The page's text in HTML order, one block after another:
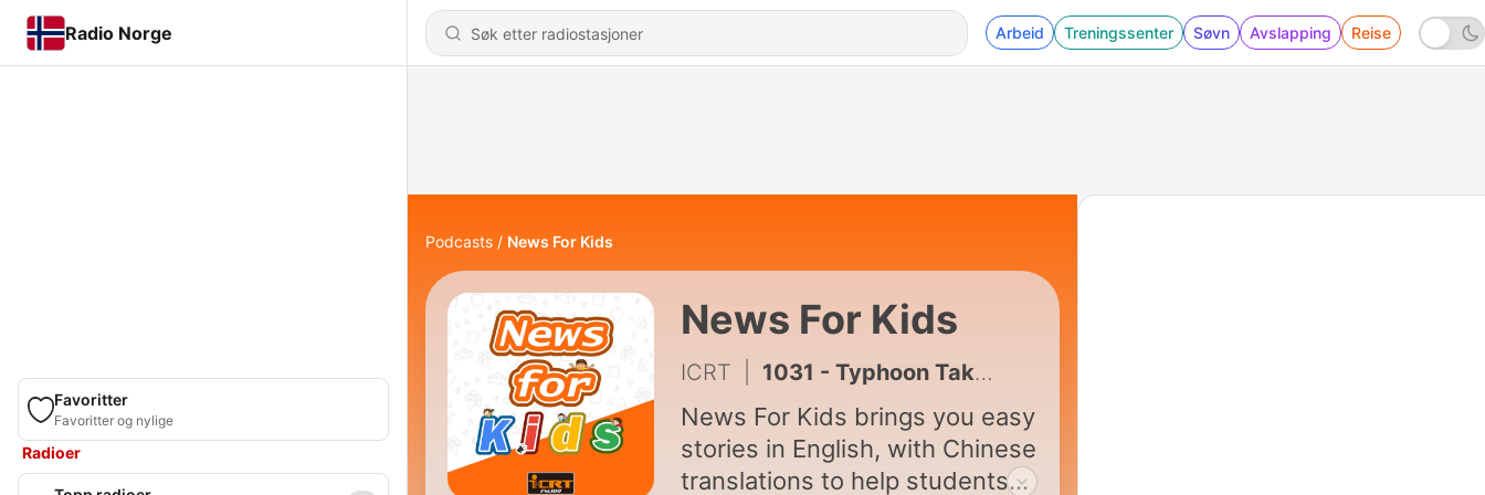
Radio Norge Arbeid Treningssenter Søvn Avslapping Reise
Favoritter
Favoritter og nylige
Radioer
Podcasts News For Kids
News For Kids
ICRT 1031 - Typhoon Takes Time from Sports Competition
News For Kids brings you easy
stories in English, with Chinese
translations to help students